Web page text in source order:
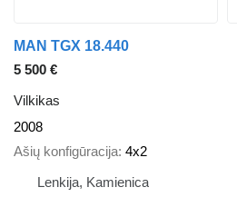
MAN TGX 18.440
5 500 €
Vilkikas
2008
Ašių konfigūracija 4x2
Lenkija, Kamienica